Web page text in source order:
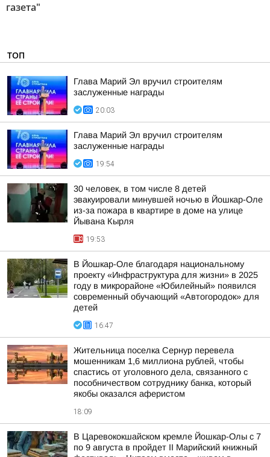
газета"
ТОП
Глава Марий Эл вручил строителям
заслуженные награды
20:03
Глава Марий Эл вручил строителям
заслуженные награды
19:54
30 человек, в том числе 8 детей
эвакуировали минувшей ночью в Йошкар-Оле
из-за пожара в квартире в доме на улице
Йывана Кырля
19:53
В Йошкар-Оле благодаря национальному
проекту «Инфраструктура для жизни» в 2025
году в микрорайоне «Юбилейный» появился
современный обучающий «Автогородок» для
детей
16:47
Жительница поселка Сернур перевела
мошенникам 1,6 миллиона рублей, чтобы
спастись от уголовного дела, связанного с
пособничеством сотруднику банка, который
якобы оказался аферистом
18:09
В Царевококшайском кремле Йошкар-Олы с 7
по 9 августа в пройдет II Марийский книжный